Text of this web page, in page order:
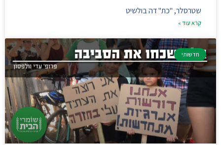
שטרסלר, "כת" דה בולשיט
קרא עוד »
חדשותי